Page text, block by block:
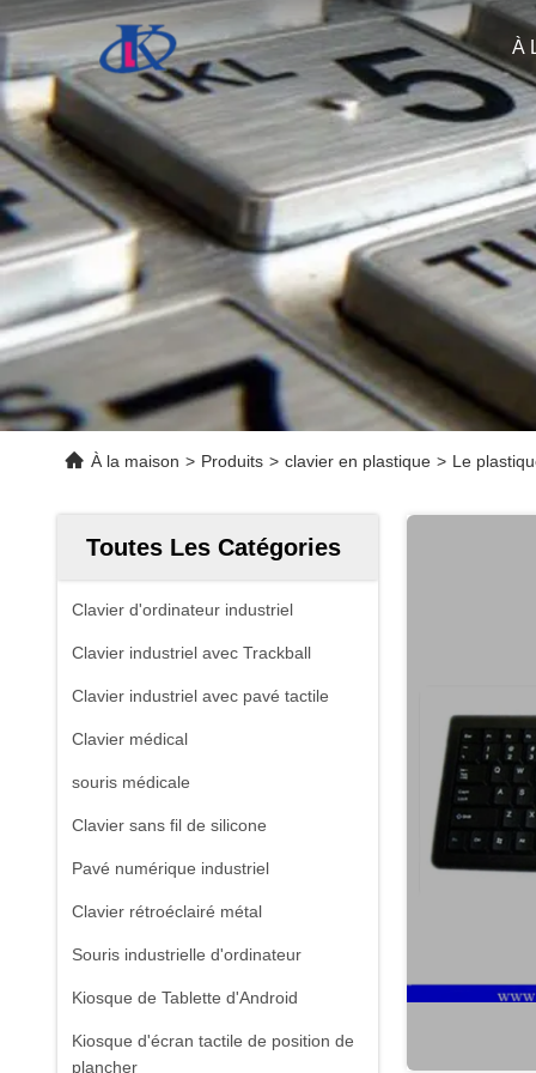
À
À la maison > Produits > clavier en plastique > Le
Toutes Les Catégories
Clavier d'ordinateur industriel
Clavier industriel avec Trackball
Clavier industriel avec pavé tactile
Clavier médical
souris médicale
Clavier sans fil de silicone
Pavé numérique industriel
Clavier rétroéclairé métal
Souris industrielle d'ordinateur
Kiosque de Tablette d'Android
Kiosque d'écran tactile de position de
plancher